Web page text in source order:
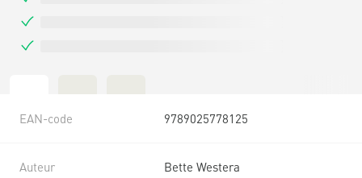
EAN-code 9789025778125
Auteur Bette Westera